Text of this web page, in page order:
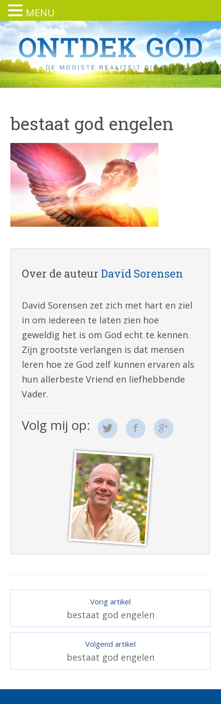
bestaat god engelen
Over de auteurDavid Sorensen
David Sorensen zet zich met hart en ziel
in om iedereen te laten zien hoe
geweldig het is om God echt te kennen.
Zijn grootste verlangen is dat mensen
leren hoe ze God zelf kunnen ervaren als
hun allerbeste Vriend en liefhebbende
Vader.
Volg mij op:
Vorig artikel
bestaat god engelen
Volgend artikel
bestaat god engelen
MENU